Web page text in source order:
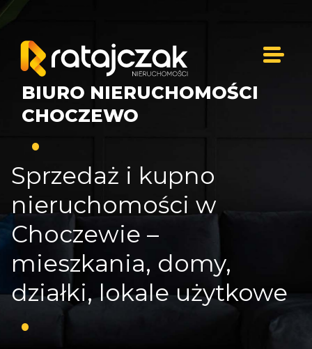
BIURO NIERUCHOMOŚCI
CHOCZEWO
Sprzedaż i kupno
nieruchomości w
Choczewie –
mieszkania, domy,
działki, lokale użytkowe